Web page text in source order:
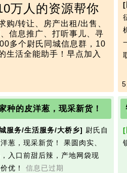
万人的资源帮你
购/转让、房产出租/出售、
信息推广、打听事儿、寻
多个尉氏同城信息群，10
生活全能助手！早点加入
[
种的皮洋葱，现采新货！
服务/生活服务/大桥乡] 尉氏自
葱，现采新货！ 果圆肉实、
入口前甜后辣，产地网袋现
优！ 信息已过期
[